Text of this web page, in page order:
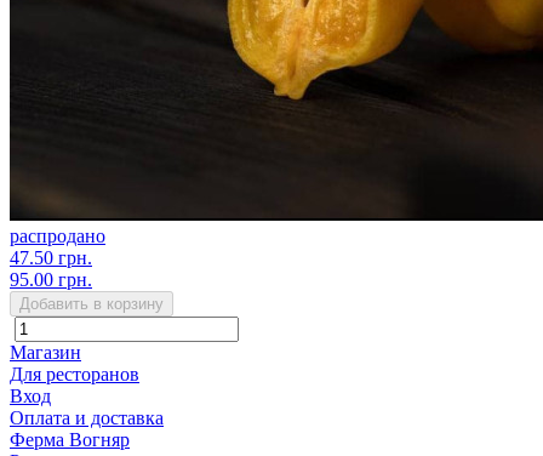
распродано
47.50 грн.
95.00 грн.
Добавить в корзину
Магазин
Для ресторанов
Вход
Оплата и доставка
Ферма Вогняр